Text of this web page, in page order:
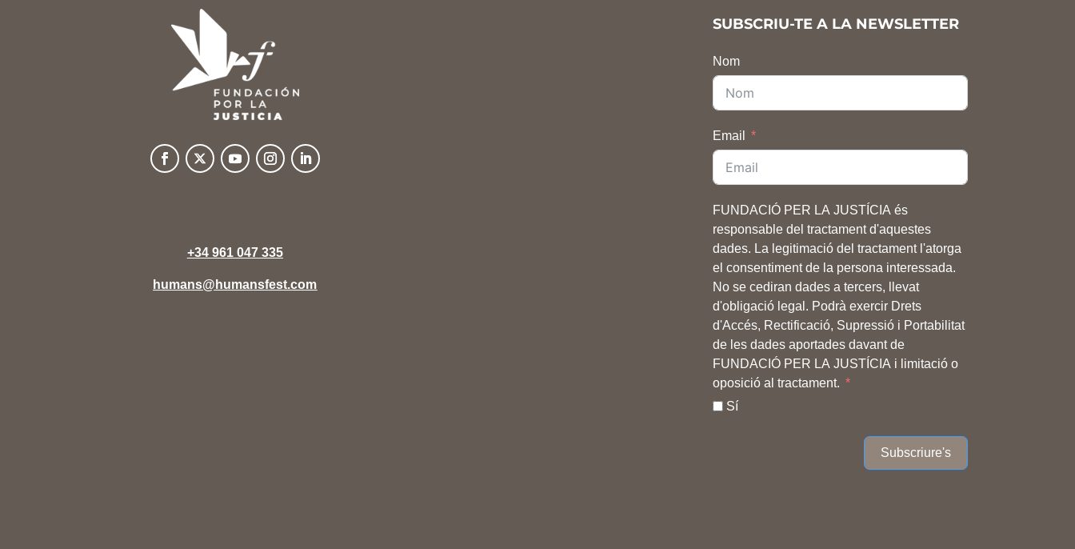
+34 961 047 335
humans@humansfest.com
SUBSCRIU-TE A LA NEWSLETTER
Nom
Email
FUNDACIÓ PER LA JUSTÍCIA és
responsable del tractament d'aquestes
dades. La legitimació del tractament l'atorga
el consentiment de la persona interessada.
No se cediran dades a tercers, llevat
d'obligació legal. Podrà exercir Drets
d'Accés, Rectificació, Supressió i Portabilitat
de les dades aportades davant de
FUNDACIÓ PER LA JUSTÍCIA i limitació o
oposició al tractament.
Sí
Subscriure's